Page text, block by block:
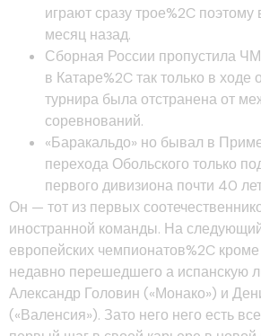
играют сразу трое%2C
месяц назад.
Сборная России пропустила
в Катаре%2C так только в ходе
турнира была отстранена от
соревнований.
«Баракальдо» но бывал в
перехода Обольского только
первого дивизиона почти 40
Он — тот из первых
иностранной команды. На
европейских чемпионатов%2C
недавно перешедшего а испанскую
Александр Головин («Монако») и
(«Валенсия»). Зато него него есть